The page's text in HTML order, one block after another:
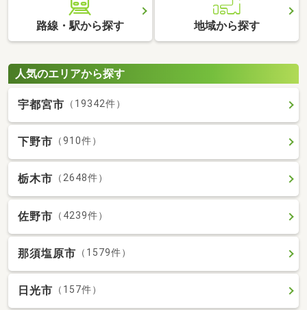
路線・駅から探す 地域から探す
人気のエリアから探す
宇都宮市 （19342件）
下野市 （910件）
栃木市 （2648件）
佐野市 （4239件）
那須塩原市 （1579件）
日光市 （157件）